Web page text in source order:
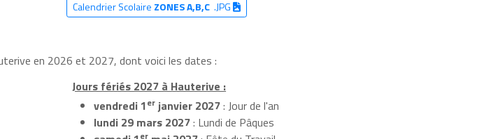
Calendrier Scolaire ZONES A,B,C.JPG
en 2026 et 2027, dont voici les dates :
Jours fériés 2027 à Hauterive :
vendredi 1erjanvier 2027: Jour de l'an
lundi 29 mars 2027: Lundi de Pâques
er